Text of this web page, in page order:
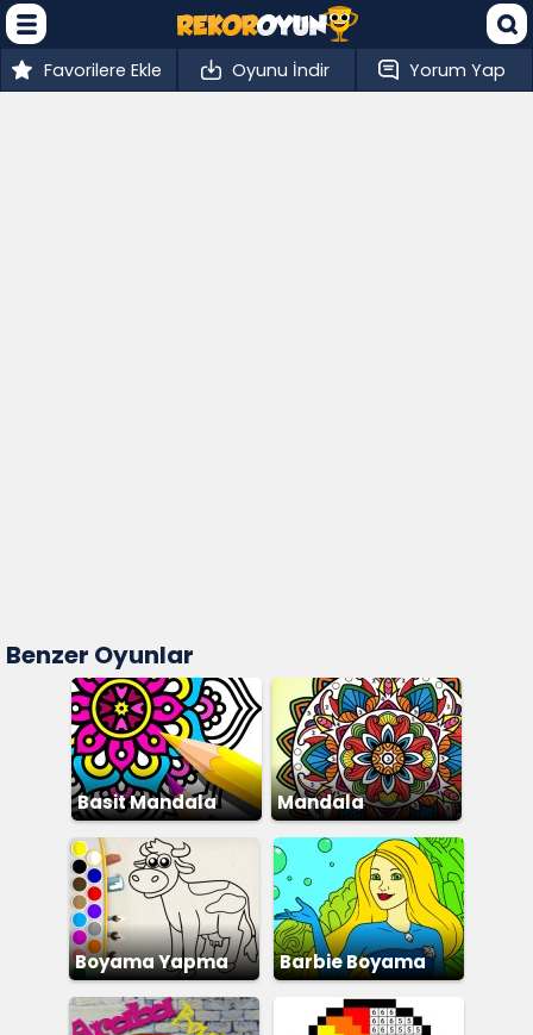
Favorilere Ekle Oyunu İndir Yorum Yap
Benzer Oyunlar
Basit Mandala
Boyama
Mandala
Boyama Yapma Barbie Boyama